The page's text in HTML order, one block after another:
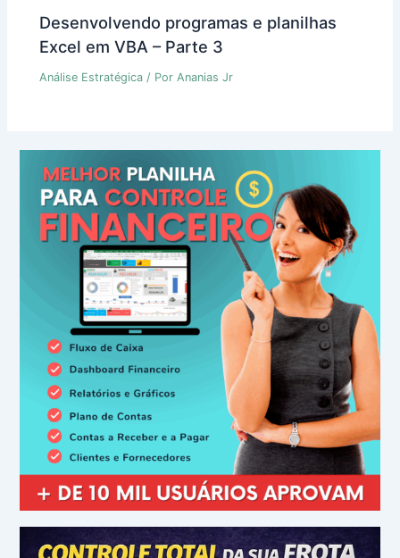
Desenvolvendo programas e planilhas
Excel em VBA – Parte 3
Análise Estratégica / PorAnanias Jr